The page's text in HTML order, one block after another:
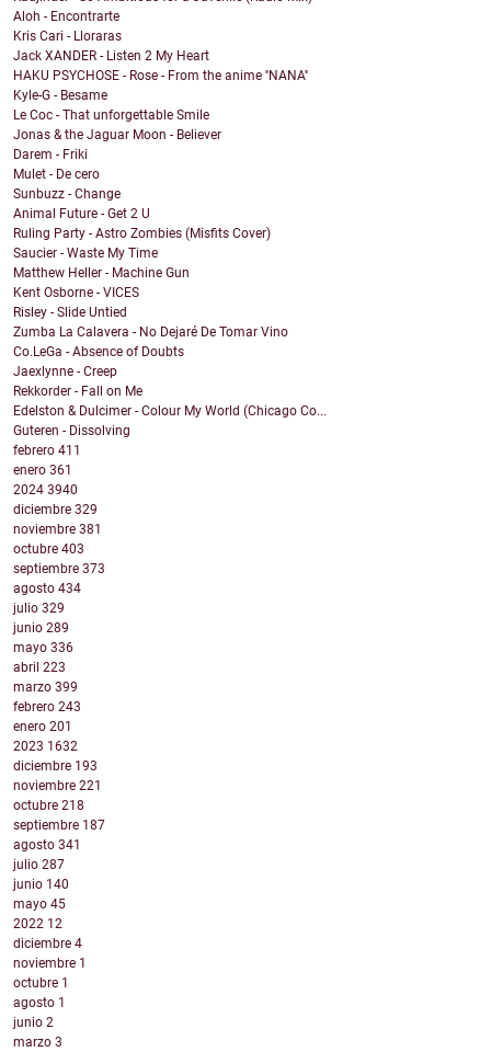
Aloh - Encontrarte
Kris Cari - Lloraras
Jack XANDER - Listen 2 My Heart
HAKU PSYCHOSE - Rose - From the anime ''NANA''
Kyle-G - Besame
Le Coc - That unforgettable Smile
Jonas & the Jaguar Moon - Believer
Darem - Friki
Mulet - De cero
Sunbuzz - Change
Animal Future - Get 2 U
Ruling Party - Astro Zombies (Misfits Cover)
Saucier - Waste My Time
Matthew Heller - Machine Gun
Kent Osborne - VICES
Risley - Slide Untied
Zumba La Calavera - No Dejaré De Tomar Vino
Co.LeGa - Absence of Doubts
Jaexlynne - Creep
Rekkorder - Fall on Me
Edelston & Dulcimer - Colour My World (Chicago Co...
Guteren - Dissolving
febrero 411
enero 361
2024 3940
diciembre 329
noviembre 381
octubre 403
septiembre 373
agosto 434
julio 329
junio 289
mayo 336
abril 223
marzo 399
febrero 243
enero 201
2023 1632
diciembre 193
noviembre 221
octubre 218
septiembre 187
agosto 341
julio 287
junio 140
mayo 45
2022 12
diciembre 4
noviembre 1
octubre 1
agosto 1
junio 2
marzo 3